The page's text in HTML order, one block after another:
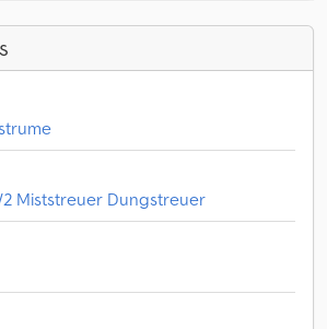
Miststreuer Dungstreuer